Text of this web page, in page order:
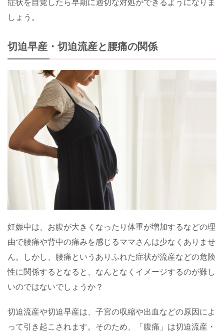
症状を自覚したら早期に適切な対処ができるようになりま
しょう。
切迫早産・切迫流産と腰痛の関係
妊娠中は、お腹が大きくなったり体重が増加するなどの理
由で腰痛や背中の痛みを感じるママさんは少なくありませ
ん。しかし、腰痛というありふれた症状が流産などの危険
性に関係するとなると、なんとなくイメージするのが難し
いのではないでしょうか？
切迫流産や切迫早産は、子宮の収縮や出血などの原因によ
って引き起こされます。そのため、「腹痛」は切迫流産・